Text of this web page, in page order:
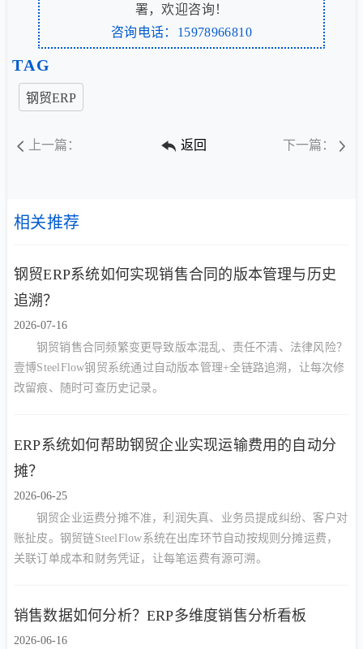
署，欢迎咨询！
咨询电话：15978966810
TAG
钢贸ERP
上一篇： 返回 下一篇：
相关推荐
钢贸ERP系统如何实现销售合同的版本管理与历史
追溯？
2026-07-16
钢贸销售合同频繁变更导致版本混乱、责任不清、法律风险？
壹博SteelFlow钢贸系统通过自动版本管理+全链路追溯，让每次修
改留痕、随时可查历史记录。
ERP系统如何帮助钢贸企业实现运输费用的自动分
摊？
2026-06-25
钢贸企业运费分摊不准，利润失真、业务员提成纠纷、客户对
账扯皮。钢贸链SteelFlow系统在出库环节自动按规则分摊运费，
关联订单成本和财务凭证，让每笔运费有源可溯。
销售数据如何分析？ERP多维度销售分析看板
2026-06-16